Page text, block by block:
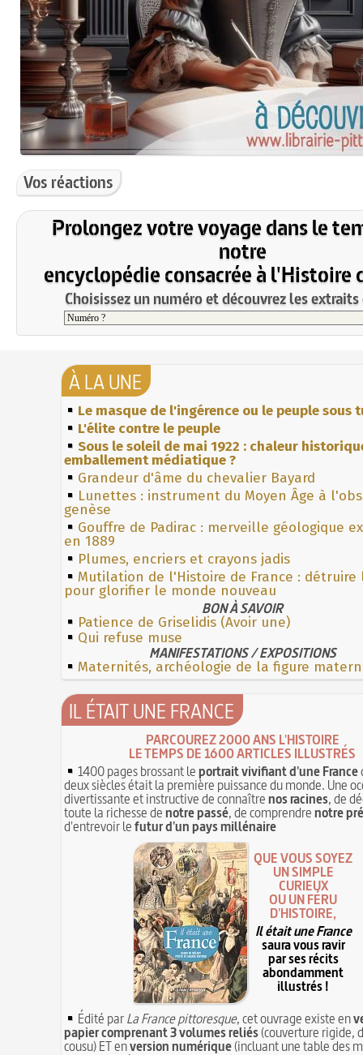
Vos réactions
Prolongez votre voyage dans le
notre
encyclopédie consacrée à l'Histoire
Choisissez un numéro et découvrez les
À LA UNE
Le masque de l'ingérence ou le peuple sous
L'élite contre le peuple
Sous le soleil de mai 1922 : chaleur
emballement médiatique ?
Grandeur d'âme du chevalier Bayard
Lunettes : instrument du Moyen Âge à
genèse
Gouffre de Padirac : merveille géologique
en 1889
Plumes, encriers et crayons jadis
Mutilation de l'Histoire de France : détruire
pour glorifier le monde nouveau
BON À SAVOIR
Patience de Griselidis (Avoir une)
Qui refuse muse
MANIFESTATIONS / EXPOSITIONS
Maternités, archéologie de la figure
IL ÉTAIT UNE FRANCE
PARCOUREZ 2000 ANS L'HISTOIRE
LE TEMPS DE 1600 ARTICLES ILLUSTRÉS
1400 pages brossant leportrait vivifiant d'une France
deux siècles était la première puissance du monde. Une
divertissante et instructive de connaîtrenos racines, de
toute la richesse denotre passé, de comprendrenotre
d'entrevoir lefutur d'un pays millénaire
QUE VOUS SOYEZ
UN SIMPLE
CURIEUX
OU UN FÉRU
D'HISTOIRE,
Il était une France
saura vous ravir
par ses récits
abondamment
illustrés !
Édité parLa France pittoresque, cet ouvrage existe en
papier comprenant 3 volumes reliés(couverture rigide,
cousu) ET enversion numérique(incluant une table des